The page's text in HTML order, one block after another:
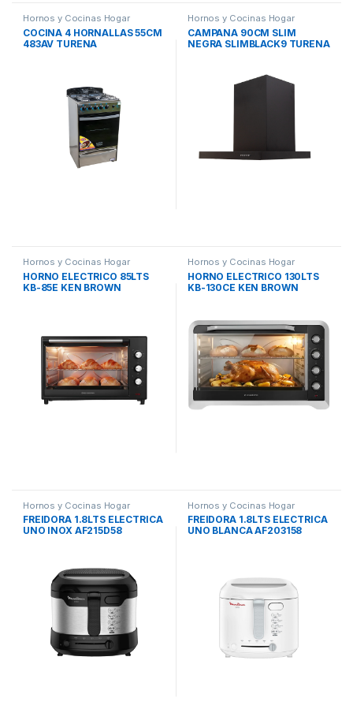
Hornos y Cocinas Hogar
COCINA 4 HORNALLAS 55CM
483AV TURENA
Hornos y Cocinas Hogar
CAMPANA 90CM SLIM
NEGRA SLIMBLACK9 TURENA
Hornos y Cocinas Hogar
HORNO ELECTRICO 85LTS
KB-85E KEN BROWN
Hornos y Cocinas Hogar
HORNO ELECTRICO 130LTS
KB-130CE KEN BROWN
Hornos y Cocinas Hogar
FREIDORA 1.8LTS ELECTRICA
UNO INOX AF215D58
Hornos y Cocinas Hogar
FREIDORA 1.8LTS ELECTRICA
UNO BLANCA AF203158